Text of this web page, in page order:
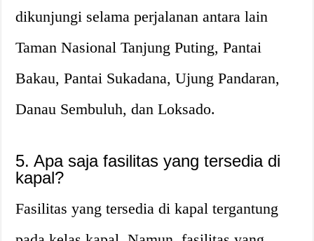
dikunjungi selama perjalanan antara lain
Taman Nasional Tanjung Puting, Pantai
Bakau, Pantai Sukadana, Ujung Pandaran,
Danau Sembuluh, dan Loksado.
5. Apa saja fasilitas yang tersedia di
kapal?
Fasilitas yang tersedia di kapal tergantung